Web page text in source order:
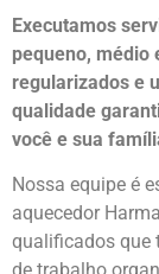
Executamos
pequeno, médio
regularizados e
qualidade
você e sua
Nossa equipe é
aquecedor
qualificados que